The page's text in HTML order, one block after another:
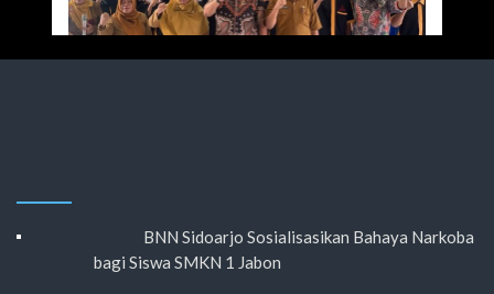
BNN Sidoarjo Sosialisasikan Bahaya Narkoba
bagi Siswa SMKN 1 Jabon